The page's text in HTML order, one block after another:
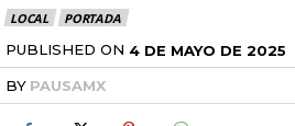
LOCAL PORTADA
PUBLISHED ON 4 DE MAYO DE 2025
BY PAUSAMX